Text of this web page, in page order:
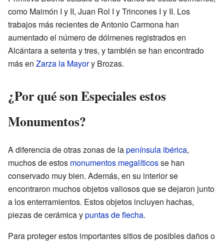
como Maimón I y II, Juan Rol I y Trincones I y II. Los
trabajos más recientes de Antonio Carmona han
aumentado el número de dólmenes registrados en
Alcántara a setenta y tres, y también se han encontrado
más en Zarza la Mayory Brozas.
¿Por qué son Especiales estos
Monumentos?
A diferencia de otras zonas de lapenínsula ibérica,
muchos de estos monumentos megalíticosse han
conservado muy bien. Además, en su interior se
encontraron muchos objetos valiosos que se dejaron junto
a los enterramientos. Estos objetos incluyen hachas,
piezas de cerámica ypuntas de flecha.
Para proteger estos importantes sitios de posibles daños o